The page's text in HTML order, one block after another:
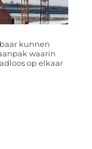
kunnen
waarin
op elkaar